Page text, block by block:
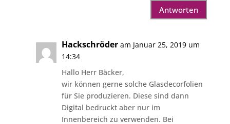
Antworten
Hackschröder am Januar 25, 2019 um
14:34
Hallo Herr Bäcker,
wir können gerne solche Glasdecorfolien
für Sie produzieren. Diese sind dann
Digital bedruckt aber nur im
Innenbereich zu verwenden. Bei